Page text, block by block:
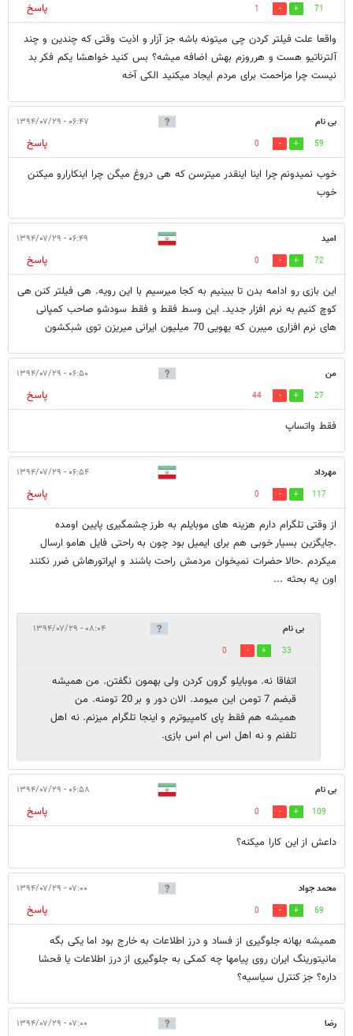
71
1
پاسخ
واقعا علت فیلتر کردن چی میتونه باشه جز آزار و اذیت وقتی که چندین و چند
آلترناتیو هست و هرروزم بهش اضافه میشه؟ بس کنید خواهشا یکم فکر بد
نیست چرا مزاحمت برای مردم ایجاد میکنید الکی آخه
بی نام ۰۶:۴۷ - ۱۳۹۴/۰۷/۲۹
59
0
پاسخ
خوب نمیدونم چرا اینا اینقدر میترسن که هی دروغ میگن چرا اینکارارو میکنن
خوب
امید ۰۶:۴۹ - ۱۳۹۴/۰۷/۲۹
72
0
پاسخ
این بازی رو ادامه بدن تا ببینیم به کجا میرسیم با این رویه. هی فیلتر کنن هی
کوچ کنیم به نرم افزار جدید. این وسط فقط و فقط سودشو صاحب کمپانی
های نرم افزاری میبرن که یهویی 70 میلیون ایرانی میریزن توی شبکشون
من ۰۶:۵۰ - ۱۳۹۴/۰۷/۲۹
27
44
پاسخ
فقط واتساپ
مهرداد ۰۶:۵۴ - ۱۳۹۴/۰۷/۲۹
117
0
پاسخ
از وقتی تلگرام دارم هزینه های موبایلم به طرز چشمگیری پایین اومده
.جایگزین بسیار خوبی هم برای ایمیل بود چون به راحتی فایل هامو ارسال
میکردم .حالا حضرات نمیخوان مردمش راحت باشند و اپراتورهاش ضرر نکنند
اون یه بحثه ...
بی نام ۰۸:۰۴ - ۱۳۹۴/۰۷/۲۹
33
0
اتفاقا نه. موبایلو گرون کردن ولی بهمون نگفتن. من همیشه
قبضم 7 تومن این میومد. الان دور و بر 20 تومنه. من
همیشه هم فقط پای کامپیوترم و اینجا تلگرام میزنم. نه اهل
تلفنم و نه اهل اس ام اس بازی.
بی نام ۰۶:۵۸ - ۱۳۹۴/۰۷/۲۹
109
0
پاسخ
داعش از این کارا میکنه؟
محمد جواد ۰۷:۰۰ - ۱۳۹۴/۰۷/۲۹
69
0
پاسخ
همیشه بهانه جلوگیری از فساد و درز اطلاعات به خارج بود اما یکی بگه
مانیتورینگ ایران روی پیامها چه کمکی به جلوگیری از درز اطلاعات یا فحشا
داره؟ جز کنترل سیاسیه؟
رضا ۰۷:۰۰ - ۱۳۹۴/۰۷/۲۹